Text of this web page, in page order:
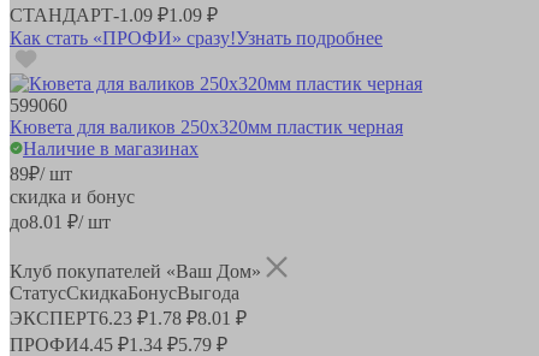
СТАНДАРТ-1.09 ₽1.09 ₽
Как стать «ПРОФИ» сразу!Узнать подробнее
599060
Кювета для валиков 250х320мм пластик черная
Наличие в магазинах
89₽/ шт
скидка и бонус
до8.01 ₽/ шт
Клуб покупателей «Ваш Дом»
СтатусСкидкаБонусВыгода
ЭКСПЕРТ6.23 ₽1.78 ₽8.01 ₽
ПРОФИ4.45 ₽1.34 ₽5.79 ₽